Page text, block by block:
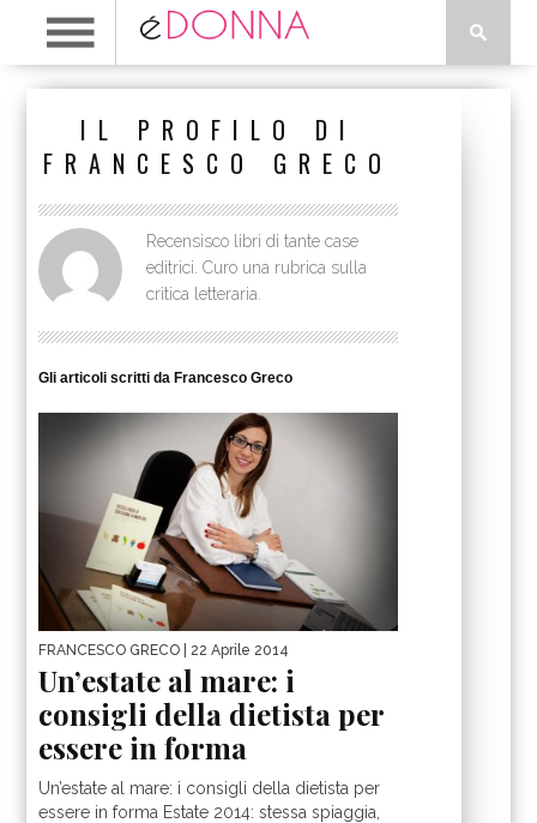
IL PROFILO DI
FRANCESCO GRECO
Recensisco libri di tante case
editrici. Curo una rubrica sulla
critica letteraria.
Gli articoli scritti da Francesco Greco
FRANCESCO GRECO | 22 Aprile 2014
Un’estate al mare: i
consigli della dietista per
essere in forma
Un’estate al mare: i consigli della dietista per
essere in forma Estate 2014: stessa spiaggia,